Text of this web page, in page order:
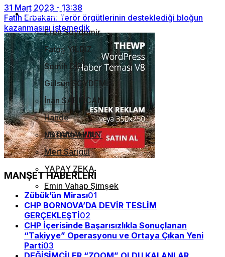
YAZARLAR
Eren Soydemir
Fatoş YILDIZ
Semih DİRİ
Gülsün SOYDEMİR
İnan SABIRCAN
Hande
USTAMAHMUT
Mustafa AYDIN
Mert Sarıgül
YAPAY ZEKA
Emin Vahap Şimşek
Gelecek Perspektifi
CHP ARINIRSA TÜRKİYE ARINIR!
EKREM İMAMOĞLUNU SAVUNURKEN
TÜKENEN CHP GENÇLİĞİ
31 Mart 2023 - 13:38
Fatih Erbakan: Terör örgütlerinin desteklediği bloğun
kazanmasını istemedik
MANŞET HABERLERİ
Zübük’ün Mirası01
CHP BORNOVA’DA DEVİR TESLİM
GERÇEKLEŞTİ02
CHP İçerisinde Başarısızlıkla Sonuçlanan
“Takiyye” Operasyonu ve Ortaya Çıkan Yeni
Parti03